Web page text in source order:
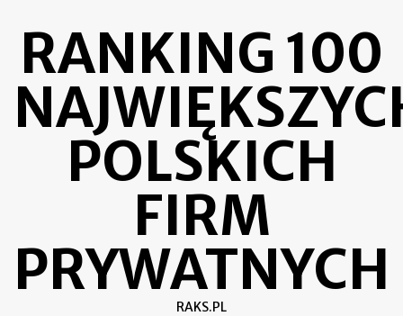
contentRANKING 100
POLSKICH
FIRM
PRYWATNYCH
RAKS.PL